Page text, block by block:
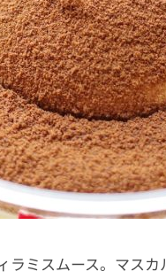
ラミスムース。マス